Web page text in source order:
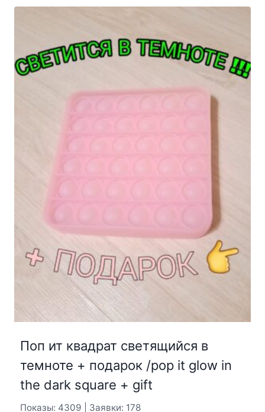
Поп ит квадрат светящийся в
темноте + подарок /pop it glow in
the dark square + gift
Показы: 4309 | Заявки: 178